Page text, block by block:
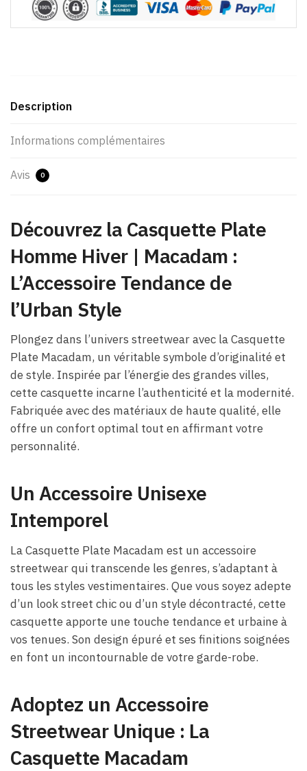
Description
Informations complémentaires
Avis 0
Découvrez la Casquette Plate
Homme Hiver​​ | Macadam :
L’Accessoire Tendance de
l’Urban Style
Plongez dans l’univers streetwear avec la Casquette
Plate Macadam, un véritable symbole d’originalité et
de style. Inspirée par l’énergie des grandes villes,
cette casquette incarne l’authenticité et la modernité.
Fabriquée avec des matériaux de haute qualité, elle
offre un confort optimal tout en affirmant votre
personnalité.
Un Accessoire Unisexe
Intemporel
La Casquette Plate Macadam est un accessoire
streetwear qui transcende les genres, s’adaptant à
tous les styles vestimentaires. Que vous soyez adepte
d’un look street chic ou d’un style décontracté, cette
casquette apporte une touche tendance et urbaine à
vos tenues. Son design épuré et ses finitions soignées
en font un incontournable de votre garde-robe.
Adoptez un Accessoire
Streetwear Unique : La
Casquette Macadam